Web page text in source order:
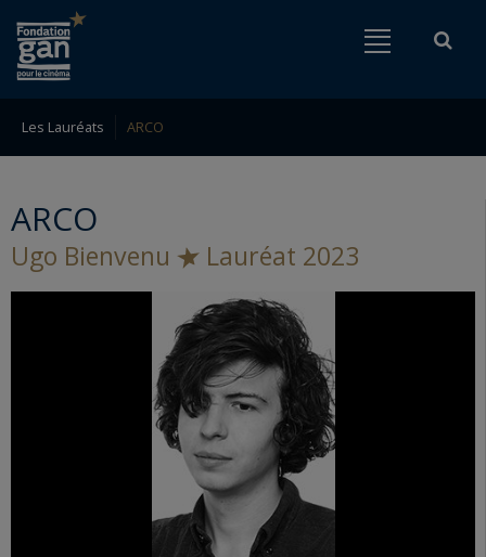
Go to content
Fondation
gan
pour
le
cinéma
Les Lauréats ARCO
ARCO
Ugo Bienvenu Lauréat 2023